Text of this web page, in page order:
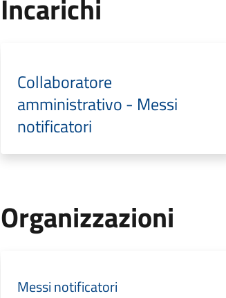
Incarichi
Collaboratore
amministrativo - Messi
notificatori
Organizzazioni
Messi notificatori